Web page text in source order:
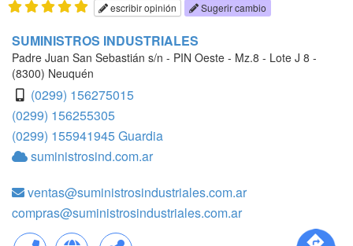
escribir opinión Sugerir cambio
SUMINISTROS INDUSTRIALES
Padre Juan San Sebastián s/n - PIN Oeste - Mz.8 - Lote J 8 -
(8300) Neuquén
(0299) 156275015
(0299) 156255305
(0299) 155941945 Guardia
suministrosind.com.ar
ventas@suministrosindustriales.com.ar
compras@suministrosindustriales.com.ar